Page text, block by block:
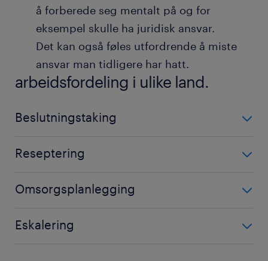
å forberede seg mentalt på og for
eksempel skulle ha juridisk ansvar.
Det kan også føles utfordrende å miste
ansvar man tidligere har hatt.
arbeidsfordeling i ulike land.
Beslutningstaking
Beslutningstaking
Høy autonomi (Norge)
Selvstendige vurderinger og protokoller
utføres i samråd med lovverket fra
helsepersonelloven.
Reseptering
Reseptering
Høy autonomi (Norge)
Kan utføres av spesialiserte roller, slik som
Omsorgsplanlegging
Omsorgsplanlegging
Eskalering